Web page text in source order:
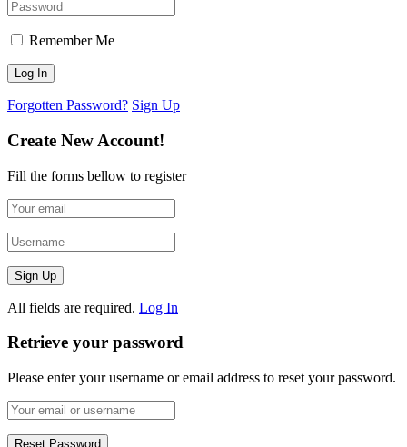
Remember Me
Forgotten Password? Sign Up
Create New Account!
Fill the forms bellow to register
All fields are required. Log In
Retrieve your password
Please enter your username or email address to reset your password.